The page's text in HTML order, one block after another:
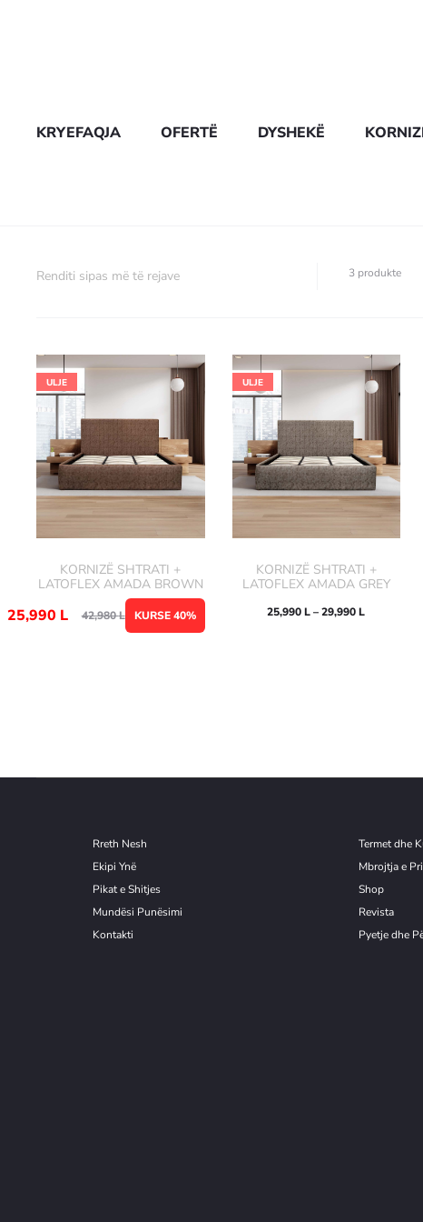
KRYEFAQJA OFERTË DYSHEKË
3 produkte
ULJE
KORNIZË SHTRATI +
LATOFLEX AMADA BROWN
KURSE 40%
42,980L
25,990 L
ULJE
KORNIZË SHTRATI +
LATOFLEX AMADA GREY
25,990L–29,990L
Rreth Nesh
Ekipi Ynë
Pikat e Shitjes
Mundësi Punësimi
Kontakti
Termet dhe
Mbrojtja e
Shop
Revista
Pyetje dhe